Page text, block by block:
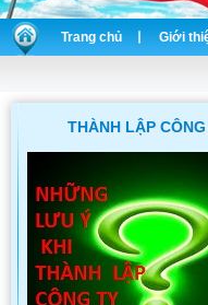
Trang chủ Giới
THÀNH LẬP